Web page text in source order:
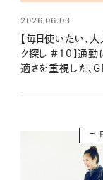
2026.06.03
【毎日使いたい、
ク探し #10】通
適さを重視した、